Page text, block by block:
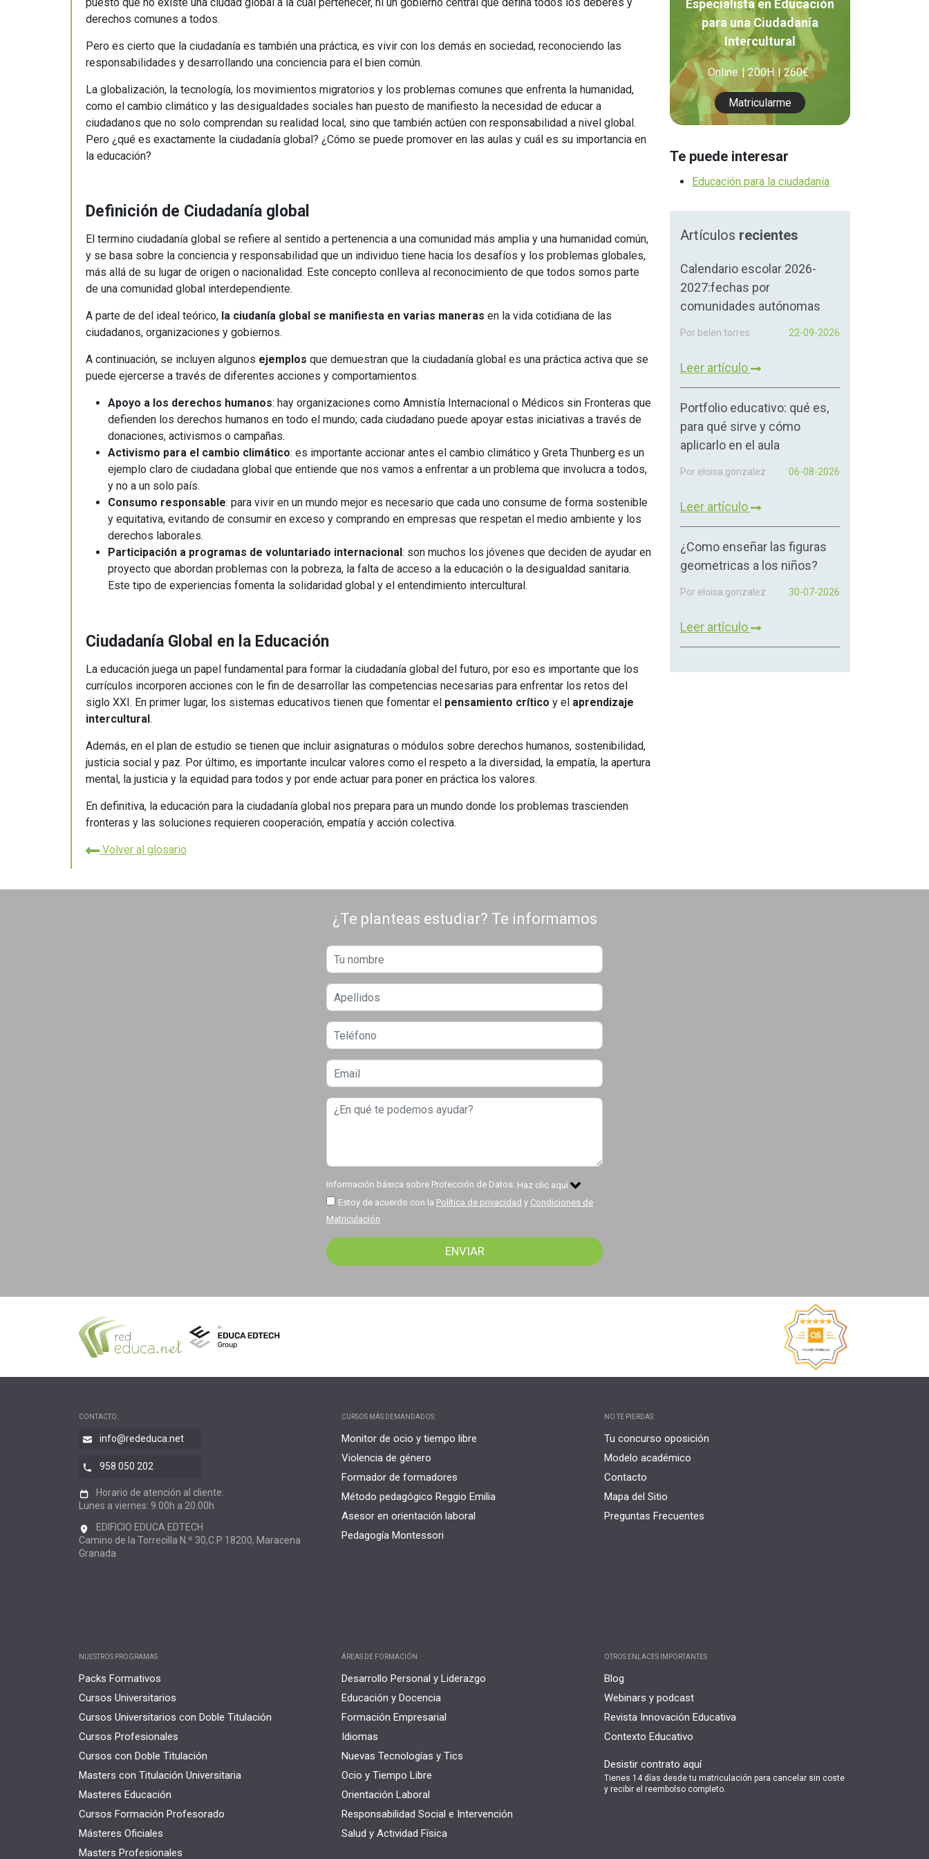
Universitaria
Cursos Formación
Másteres Oficiales
Masters Profesionales
Cursos para oposiciones
Orientación Laboral
Responsabilidad Social e
Intervención
Salud y Actividad Física
derechos comunes a todos.
Pero es cierto que la ciudadanía es también una práctica, es vivir con los demás en sociedad, reconociendo las
responsabilidades y desarrollando una conciencia para el bien común.
La globalización, la tecnología, los movimientos migratorios y los problemas comunes que enfrenta la humanidad,
como el cambio climático y las desigualdades sociales han puesto de manifiesto la necesidad de educar a
ciudadanos que no solo comprendan su realidad local, sino que también actúen con responsabilidad a nivel global.
Pero ¿qué es exactamente la ciudadanía global? ¿Cómo se puede promover en las aulas y cuál es su importancia en
la educación?
Definición de Ciudadanía global
El termino ciudadanía global se refiere al sentido a pertenencia a una comunidad más amplia y una humanidad común,
y se basa sobre la conciencia y responsabilidad que un individuo tiene hacia los desafíos y los problemas globales,
más allá de su lugar de origen o nacionalidad. Este concepto conlleva al reconocimiento de que todos somos parte
de una comunidad global interdependiente.
A parte de del ideal teórico, la ciudanía global se manifiesta en varias maneras en la vida cotidiana de las
ciudadanos, organizaciones y gobiernos.
A continuación, se incluyen algunos ejemplos que demuestran que la ciudadanía global es una práctica activa que se
puede ejercerse a través de diferentes acciones y comportamientos.
Apoyo a los derechos humanos: hay organizaciones como Amnistía Internacional o Médicos sin Fronteras que
defienden los derechos humanos en todo el mundo; cada ciudadano puede apoyar estas iniciativas a través de
donaciones, activismos o campañas.
Activismo para el cambio climático: es importante accionar antes el cambio climático y Greta Thunberg es un
ejemplo claro de ciudadana global que entiende que nos vamos a enfrentar a un problema que involucra a todos,
y no a un solo país.
Consumo responsable: para vivir en un mundo mejor es necesario que cada uno consume de forma sostenible
y equitativa, evitando de consumir en exceso y comprando en empresas que respetan el medio ambiente y los
derechos laborales.
Participación a programas de voluntariado internacional: son muchos los jóvenes que deciden de ayudar en
proyecto que abordan problemas con la pobreza, la falta de acceso a la educación o la desigualdad sanitaria.
Este tipo de experiencias fomenta la solidaridad global y el entendimiento intercultural.
Ciudadanía Global en la Educación
La educación juega un papel fundamental para formar la ciudadanía global del futuro, por eso es importante que los
currículos incorporen acciones con le fin de desarrollar las competencias necesarias para enfrentar los retos del
siglo XXI. En primer lugar, los sistemas educativos tienen que fomentar el pensamiento crítico y el aprendizaje
intercultural.
Además, en el plan de estudio se tienen que incluir asignaturas o módulos sobre derechos humanos, sostenibilidad,
justicia social y paz. Por último, es importante inculcar valores como el respeto a la diversidad, la empatía, la apertura
mental, la justicia y la equidad para todos y por ende actuar para poner en práctica los valores.
En definitiva, la educación para la ciudadanía global nos prepara para un mundo donde los problemas trascienden
fronteras y las soluciones requieren cooperación, empatía y acción colectiva.
Volver al glosario
Especialista en Educación
para una Ciudadanía
Intercultural
Online 200H 260€
Matricularme
Te puede interesar
Educación para la ciudadanía
Artículos recientes
Calendario escolar 2026-
2027:fechas por
comunidades autónomas
Por belen.torres 22-09-2026
Leer artículo
Portfolio educativo: qué es,
para qué sirve y cómo
aplicarlo en el aula
Por eloisa.gonzalez 06-08-2026
Leer artículo
¿Como enseñar las figuras
geometricas a los niños?
Por eloisa.gonzalez 30-07-2026
Leer artículo
¿Te planteas estudiar? Te informamos
Información básica sobre Protección de Datos. Haz clic aquí
Estoy de acuerdo con la Política de privacidad y Condiciones de
Matriculación
CONTACTO:
info@rededuca.net
958 050 202
Horario de atención al cliente:
Lunes a viernes: 9.00h a 20.00h
EDIFICIO EDUCA EDTECH
Camino de la Torrecilla N.º 30,C.P 18200, Maracena
Granada
CURSOS MÁS DEMANDADOS:
Monitor de ocio y tiempo libre
Violencia de género
Formador de formadores
Método pedagógico Reggio Emilia
Asesor en orientación laboral
Pedagogía Montessori
NO TE PIERDAS:
Tu concurso oposición
Modelo académico
Contacto
Mapa del Sitio
Preguntas Frecuentes
NUESTROS PROGRAMAS
Packs Formativos
Cursos Universitarios
Cursos Universitarios con Doble Titulación
Cursos Profesionales
Cursos con Doble Titulación
Masters con Titulación Universitaria
Masteres Educación
Cursos Formación Profesorado
Másteres Oficiales
Masters Profesionales
ÁREAS DE FORMACIÓN
Desarrollo Personal y Liderazgo
Educación y Docencia
Formación Empresarial
Idiomas
Nuevas Tecnologías y Tics
Ocio y Tiempo Libre
Orientación Laboral
Responsabilidad Social e Intervención
Salud y Actividad Física
OTROS ENLACES IMPORTANTES
Blog
Webinars y podcast
Revista Innovación Educativa
Contexto Educativo
Desistir contrato aquí
Tienes 14 días desde tu matriculación para cancelar sin coste
y recibir el reembolso completo.